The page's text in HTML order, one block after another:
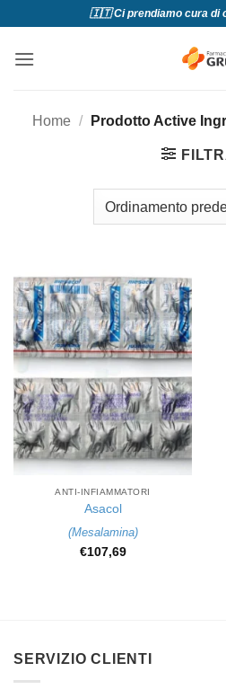
contenuti
🇮🇹 Ci prendiamo cura di
Home / Prodotto Active
ANTI-INFIAMMATORI
Asacol
(Mesalamina)
€107,69
SERVIZIO CLIENTI